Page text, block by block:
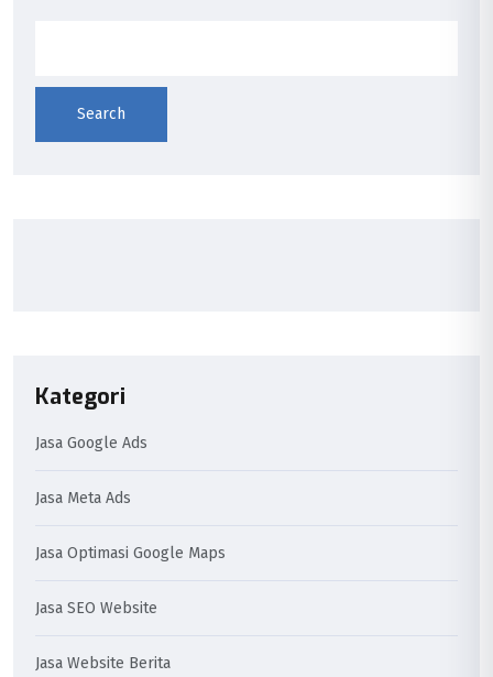
Search
Kategori
Jasa Google Ads
Jasa Meta Ads
Jasa Optimasi Google Maps
Jasa SEO Website
Jasa Website Berita